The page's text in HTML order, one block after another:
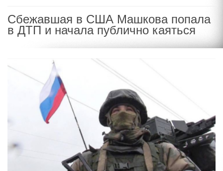
Сбежавшая в США Машкова попала
в ДТП и начала публично каяться